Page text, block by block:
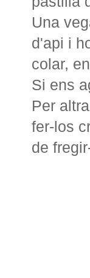
Una
d'api i
colar,
Si ens
Per
fer-los
de